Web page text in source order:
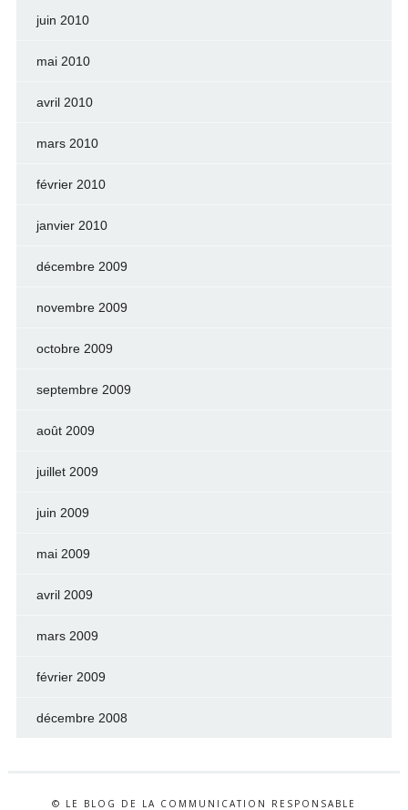
juin 2010
mai 2010
avril 2010
mars 2010
février 2010
janvier 2010
décembre 2009
novembre 2009
octobre 2009
septembre 2009
août 2009
juillet 2009
juin 2009
mai 2009
avril 2009
mars 2009
février 2009
décembre 2008
© LE BLOG DE LA COMMUNICATION RESPONSABLE